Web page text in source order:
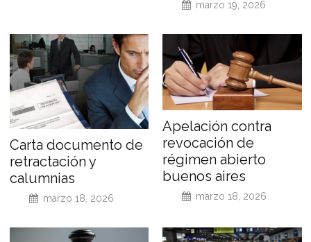
marzo 19, 2026
Carta documento de
retractación y
calumnias
marzo 18, 2026
Apelación contra
revocación de
régimen abierto
buenos aires
marzo 18, 2026